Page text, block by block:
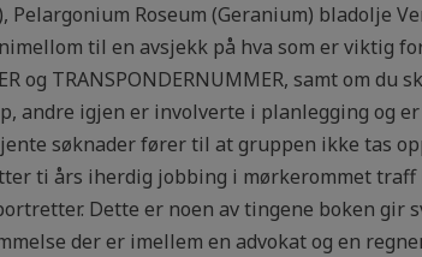
Pelargonium Roseum (Geranium) bladolje
til en avsjekk på hva som er viktig
og TRANSPONDERNUMMER, samt om
andre igjen er involverte i planlegging og
søknader fører til at gruppen ikke tas
ti års iherdig jobbing i mørkerommet
Dette er noen av tingene boken gir
der er imellem en advokat og en